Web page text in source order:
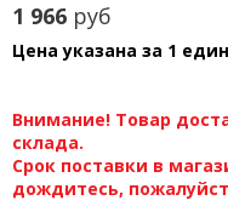
1 966 руб
Цена указана за 1
Внимание! Товар
склада.
Срок поставки в
дождитесь,